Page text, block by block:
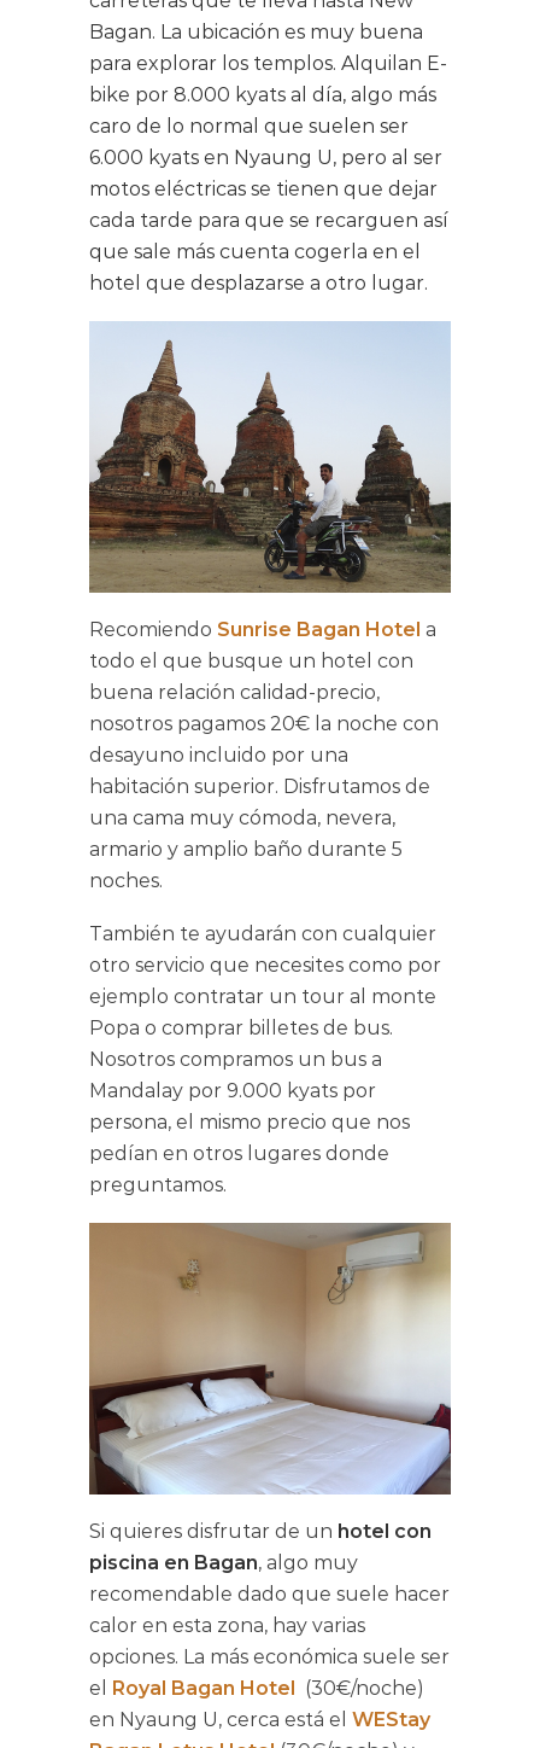
Bagan. La ubicación es muy buena
para explorar los templos. Alquilan E-
bike por 8.000 kyats al día, algo más
caro de lo normal que suelen ser
6.000 kyats en Nyaung U, pero al ser
motos eléctricas se tienen que dejar
cada tarde para que se recarguen así
que sale más cuenta cogerla en el
hotel que desplazarse a otro lugar.
Recomiendo Sunrise Bagan Hotel a
todo el que busque un hotel con
buena relación calidad-precio,
nosotros pagamos 20€ la noche con
desayuno incluido por una
habitación superior. Disfrutamos de
una cama muy cómoda, nevera,
armario y amplio baño durante 5
noches.
También te ayudarán con cualquier
otro servicio que necesites como por
ejemplo contratar un tour al monte
Popa o comprar billetes de bus.
Nosotros compramos un bus a
Mandalay por 9.000 kyats por
persona, el mismo precio que nos
pedían en otros lugares donde
preguntamos.
Si quieres disfrutar de un hotel con
piscina en Bagan, algo muy
recomendable dado que suele hacer
calor en esta zona, hay varias
opciones. La más económica suele ser
el Royal Bagan Hotel (30€/noche)
en Nyaung U, cerca está el WEStay